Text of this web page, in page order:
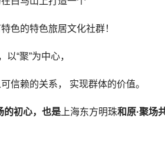
色的特色旅居文化社群！
以“聚”为中心，
信赖的关系， 实现群体的价值。
的初心，也是 上海东方明珠和原·聚场